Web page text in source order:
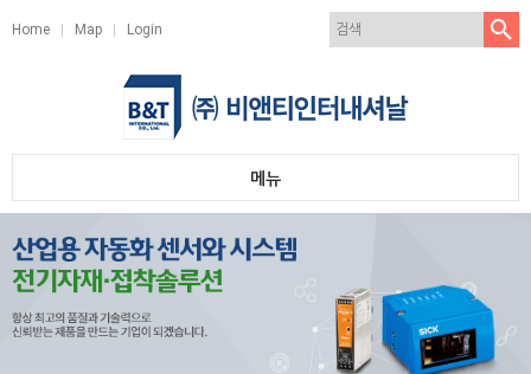
Home Map Login
메뉴
사업소개